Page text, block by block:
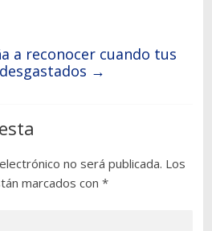
a reconocer cuando tus
→
no será publicada. Los
marcados con *